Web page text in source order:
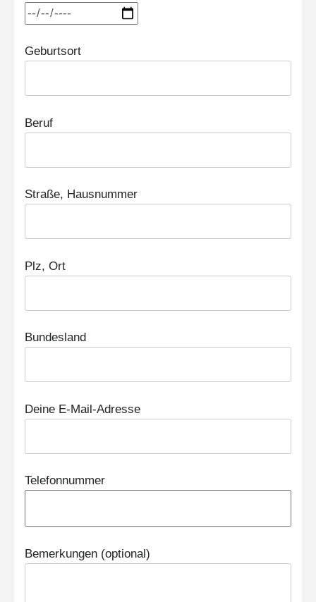
Geburtsort
Beruf
Straße, Hausnummer
Plz, Ort
Bundesland
Deine E-Mail-Adresse
Telefonnummer
Bemerkungen (optional)